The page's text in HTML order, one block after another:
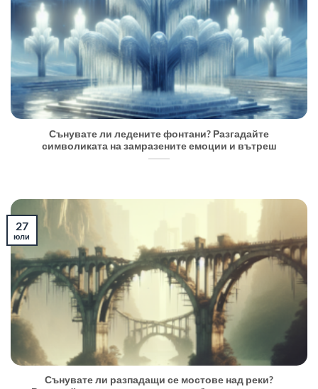
Сънувате ли ледените фонтани? Разгадайте
символиката на замразените емоции и вътреш
Сънувате ли разпадащи се мостове над реки?
27
юли